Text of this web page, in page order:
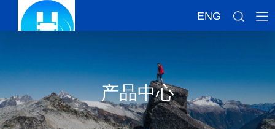
ENG
产品中心